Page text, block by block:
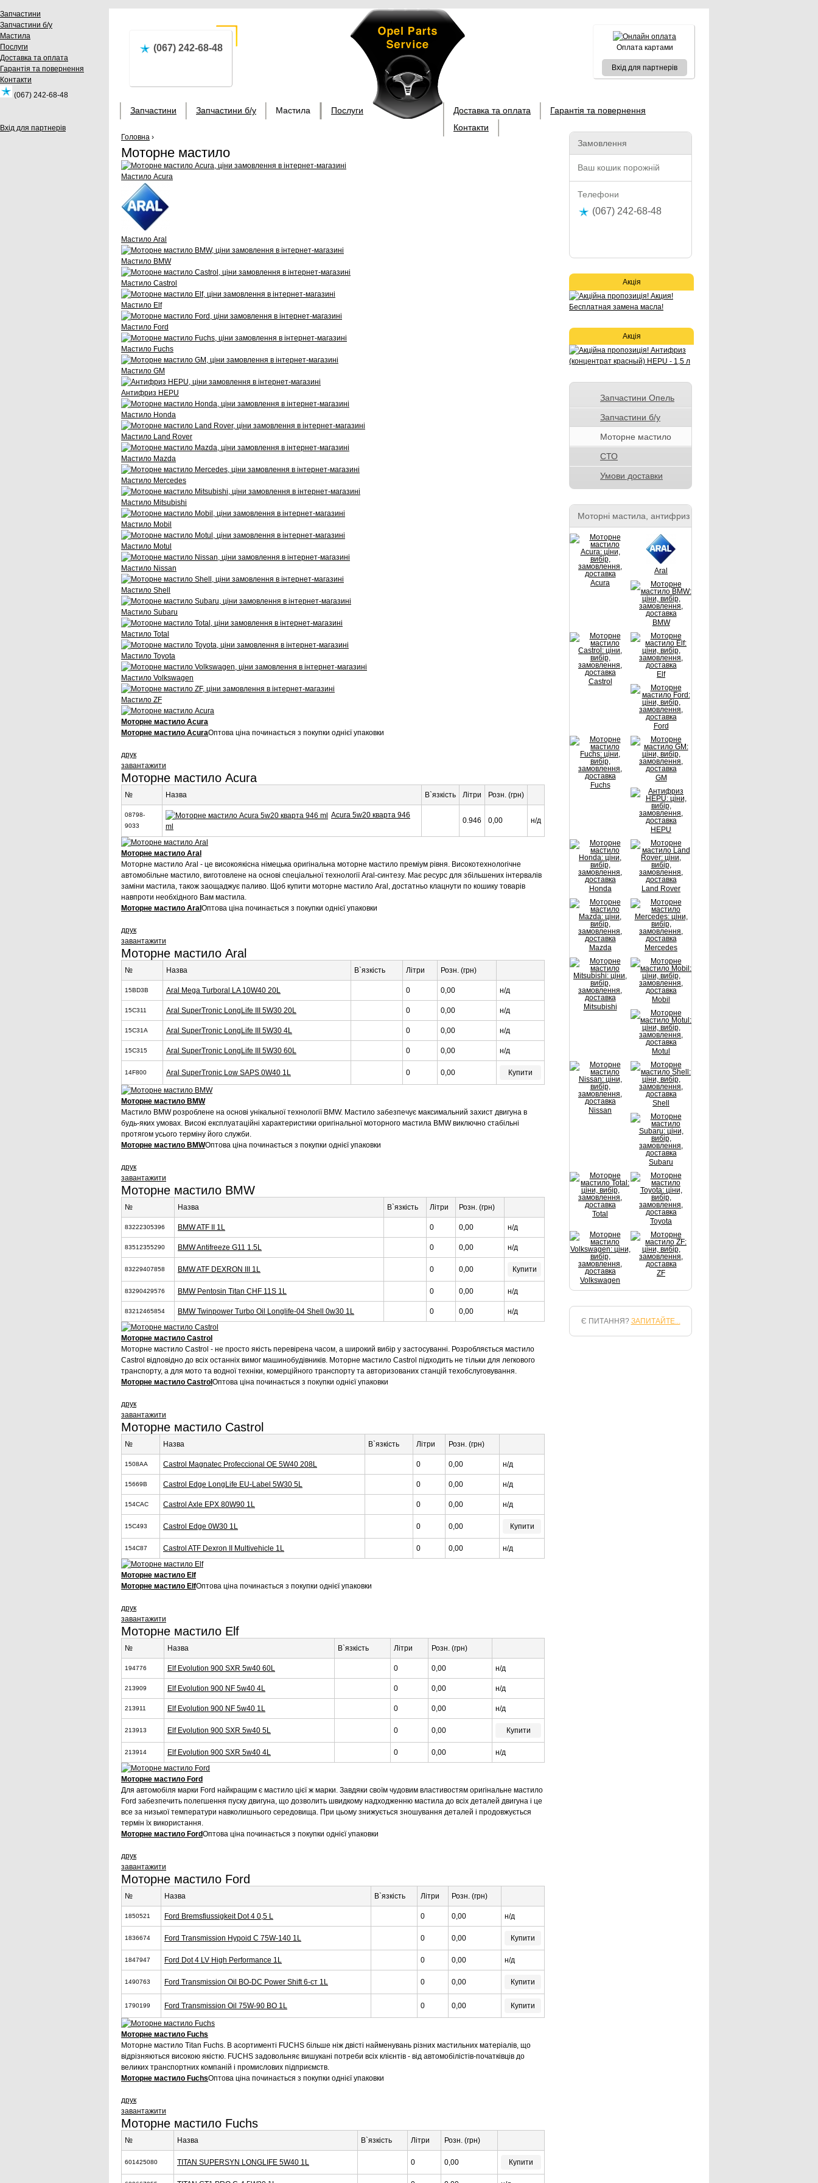
Запчастини
Запчастини б/у
Мастила
Послуги
Доставка та оплата
Гарантія та повернення
Контакти
(067) 242-68-48
Вхід для партнерів
(067) 242-68-48 Оплата картами
Вхід для партнерів
Запчастини Запчастини б/у Мастила Послуги Доставка та оплата
Гарантія та повернення
Контакти
Головна ›
Моторне мастило
Мастило Acura
Мастило Aral
Мастило BMW
Мастило Castrol
Мастило Elf
Мастило Ford
Мастило Fuchs
Мастило GM
Антифриз HEPU
Мастило Honda
Мастило Land Rover
Мастило Mazda
Мастило Mercedes
Мастило Mitsubishi
Мастило Mobil
Мастило Motul
Мастило Nissan
Мастило Shell
Мастило Subaru
Мастило Total
Мастило Toyota
Мастило Volkswagen
Мастило ZF
Моторне мастило Acura
Моторне мастило AcuraОптова ціна починається з покупки однієї упаковки
друк
завантажити
Моторне мастило Acura
№ Назва В`язкість Літри Розн. (грн)
08798-
9033
Acura 5w20 кварта 946
ml
0.946 0,00 н/д
Моторне мастило Aral
Моторне мастило Aral - це високоякісна німецька оригінальна моторне мастило преміум рівня. Високотехнологічне
автомобільне мастило, виготовлене на основі спеціальної технології Aral-синтезу. Має ресурс для збільшених інтервалів
заміни мастила, також заощаджує паливо. Щоб купити моторне мастило Aral, достатньо клацнути по кошику товарів
навпроти необхідного Вам мастила.
Моторне мастило Aral Оптова ціна починається з покупки однієї упаковки
друк
завантажити
Моторне мастило Aral
№ Назва В`язкість Літри Розн. (грн)
15BD3B Aral Mega Turboral LA 10W40 20L 0 0,00 н/д
15C311 Aral SuperTronic LongLife III 5W30 20L 0 0,00 н/д
15C31A Aral SuperTronic LongLife III 5W30 4L 0 0,00 н/д
15C315 Aral SuperTronic LongLife III 5W30 60L 0 0,00 н/д
14F800 Aral SuperTronic Low SAPS 0W40 1L 0 0,00 Купити
Моторне мастило BMW
Мастило BMW розроблене на основі унікальної технології BMW. Мастило забезпечує максимальний захист двигуна в
будь-яких умовах. Високі експлуатаційні характеристики оригінальної моторного мастила BMW виключно стабільні
протягом усього терміну його служби.
Моторне мастило BMWОптова ціна починається з покупки однієї упаковки
друк
завантажити
Моторне мастило BMW
№ Назва В`язкість Літри Розн. (грн)
83222305396 BMW ATF II 1L 0 0,00 н/д
83512355290 BMW Antifreeze G11 1.5L 0 0,00 н/д
83229407858 BMW ATF DEXRON III 1L 0 0,00 Купити
83290429576 BMW Pentosin Titan CHF 11S 1L 0 0,00 н/д
83212465854 BMW Twinpower Turbo Oil Longlife-04 Shell 0w30 1L 0 0,00 н/д
Моторне мастило Castrol
Моторне мастило Castrol - не просто якість перевірена часом, а широкий вибір у застосуванні. Розробляється мастило
Castrol відповідно до всіх останніх вимог машинобудівників. Моторне мастило Castrol підходить не тільки для легкового
транспорту, а для мото та водної техніки, комерційного транспорту та авторизованих станцій техобслуговування.
Моторне мастило Castrol Оптова ціна починається з покупки однієї упаковки
друк
завантажити
Моторне мастило Castrol
№ Назва В`язкість Літри Розн. (грн)
1508AA Castrol Magnatec Profeccional OE 5W40 208L 0 0,00 н/д
15669B Castrol Edge LongLife EU-Label 5W30 5L 0 0,00 н/д
154CAC Castrol Axle EPX 80W90 1L 0 0,00 н/д
15C493 Castrol Edge 0W30 1L 0 0,00 Купити
154C87 Castrol ATF Dexron II Multivehicle 1L 0 0,00 н/д
Моторне мастило Elf
Моторне мастило ElfОптова ціна починається з покупки однієї упаковки
друк
завантажити
Моторне мастило Elf
№ Назва В`язкість Літри Розн. (грн)
194776 Elf Evolution 900 SXR 5w40 60L 0 0,00 н/д
213909 Elf Evolution 900 NF 5w40 4L 0 0,00 н/д
213911 Elf Evolution 900 NF 5w40 1L 0 0,00 н/д
213913 Elf Evolution 900 SXR 5w40 5L 0 0,00 Купити
213914 Elf Evolution 900 SXR 5w40 4L 0 0,00 н/д
Моторне мастило Ford
Для автомобіля марки Ford найкращим є мастило цієї ж марки. Завдяки своїм чудовим властивостям оригінальне мастило
Ford забезпечить полегшення пуску двигуна, що дозволить швидкому надходженню мастила до всіх деталей двигуна і це
все за низької температури навколишнього середовища. При цьому знижується зношування деталей і продовжується
термін їх використання.
Моторне мастило FordОптова ціна починається з покупки однієї упаковки
друк
завантажити
Моторне мастило Ford
№ Назва В`язкість Літри Розн. (грн)
1850521 Ford Bremsfiussigkeit Dot 4 0,5 L 0 0,00 н/д
1836674 Ford Transmission Hypoid C 75W-140 1L 0 0,00 Купити
1847947 Ford Dot 4 LV High Performance 1L 0 0,00 н/д
1490763 Ford Transmission Oil BO-DC Power Shift 6-ст 1L 0 0,00 Купити
1790199 Ford Transmission Oil 75W-90 BO 1L 0 0,00 Купити
Моторне мастило Fuchs
Моторне мастило Titan Fuchs. В асортименті FUCHS більше ніж двісті найменувань різних мастильних матеріалів, що
відрізняються високою якістю. FUCHS задовольняє вишукані потреби всіх клієнтів - від автомобілістів-початківців до
великих транспортних компаній і промислових підприємств.
Моторне мастило FuchsОптова ціна починається з покупки однієї упаковки
друк
завантажити
Моторне мастило Fuchs
№ Назва В`язкість Літри Розн. (грн)
601425080 TITAN SUPERSYN LONGLIFE 5W40 1L 0 0,00 Купити
Замовлення
Ваш кошик порожній
Телефони
(067) 242-68-48
Акція
Акція
Запчастини Опель
Запчастини б/у
Моторне мастило
СТО
Умови доставки
Моторні мастила, антифриз
Acura
Aral
BMW
Castrol
Elf
Ford
Fuchs
GM
HEPU
Honda Land Rover
Mazda Mercedes
Mitsubishi
Mobil
Motul
Nissan
Shell
Subaru
Total
Toyota
Volkswagen
ZF
Є ПИТАННЯ? ЗАПИТАЙТЕ...